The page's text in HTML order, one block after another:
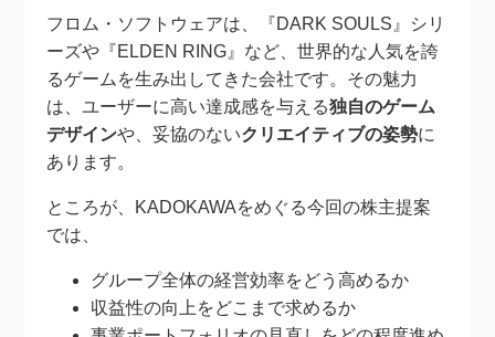
フロム・ソフトウェアは、『DARK SOULS』シリ
ーズや『ELDEN RING』など、世界的な人気を誇
るゲームを生み出してきた会社です。その魅力
は、ユーザーに高い達成感を与える独自のゲーム
デザインや、妥協のないクリエイティブの姿勢に
あります。
ところが、KADOKAWAをめぐる今回の株主提案
では、
グループ全体の経営効率をどう高めるか
収益性の向上をどこまで求めるか